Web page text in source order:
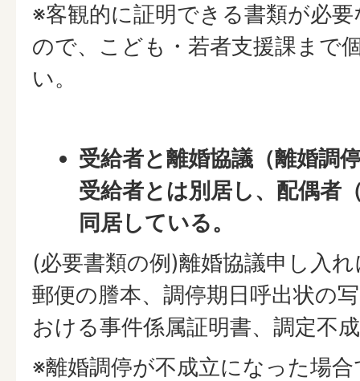
※客観的に証明できる書類が必
ので、こども・若者支援課まで
い。
受給者と離婚協議（離婚調
受給者とは別居し、配偶者
同居している。
(必要書類の例)離婚協議申し入
郵便の謄本、調停期日呼出状の
おける事件係属証明書、調定不
※離婚調停が不成立になった場